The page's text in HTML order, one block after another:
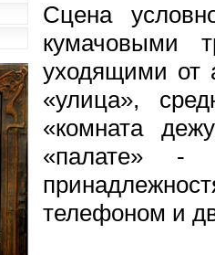
Сцена
кумачовыми
уходящими от
«улица»,
«комната
«палате» -
телефоном и